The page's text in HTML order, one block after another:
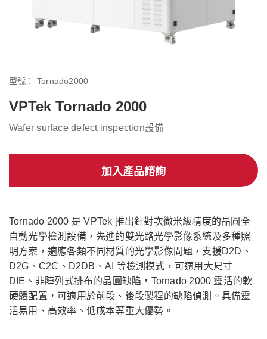
型號： Tornado2000
VPTek Tornado 2000
Wafer surface defect inspection設備
加入產品諮詢
Tornado 2000 是 VPTek 推出針對次微米級精度的晶圓全
自動光學檢測設備，先進的雙光路光學影像系統及多種照
明方案，適應各類不同材質的光學影像問題，支援D2D、
D2G、C2C、D2DB、AI 等檢測模式，可適用大尺寸
DIE、非陣列式排布的晶圓缺陷，Tornado 2000 靈活的軟
硬體配置，可適用於前段、後段製程的缺陷偵測。具備靈
活易用、高效率、低成本等重大優勢。